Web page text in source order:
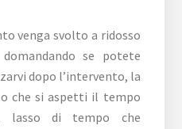
venga svolto a ridosso
se potete
dopo l’intervento, la
che si aspetti il tempo
lasso di tempo che